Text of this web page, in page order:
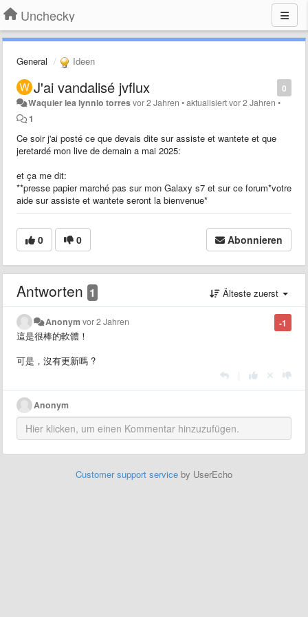
Unchecky
General Ideen
0
J'ai vandalisé jvflux
Waquier lea lynnlo torresvor 2 Jahren •aktualisiertvor 2 Jahren •
1
Ce soir j'ai posté ce que devais dite sur assiste et wantete et que
jeretardé mon live de demain a mai 2025:
et ça me dit:
**presse papier marché pas sur mon Galaxy s7 et sur ce forum*votre
aide sur assiste et wantete seront la bienvenue*
0 0 Abonnieren
Antworten 1 Älteste zuerst
-1
Anonym vor 2 Jahren
這是很棒的軟體！
可是，沒有更新嗎 ?
Anonym
Customer support service by UserEcho